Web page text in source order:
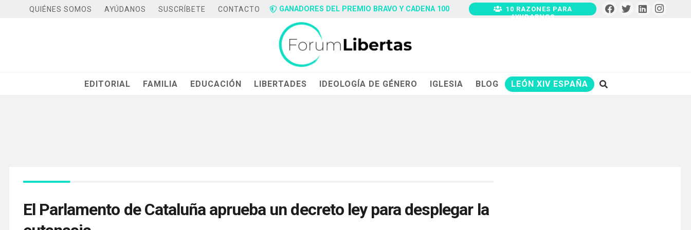
QUIÉNES SOMOS AYÚDANOS SUSCRÍBETE CONTACTO GANADORES DEL PREMIO BRAVO Y CADENA 100
10 RAZONES PARA
AYUDARNOS
EDITORIAL FAMILIA EDUCACIÓN LIBERTADES IDEOLOGÍA DE GÉNERO IGLESIA BLOG LEÓN XIV ESPAÑA
El Parlamento de Cataluña aprueba un decreto ley para desplegar la